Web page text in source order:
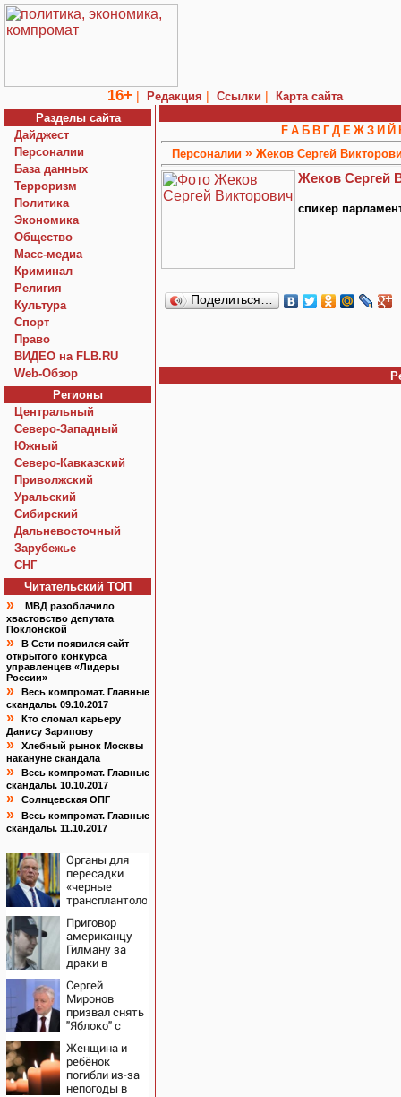
16+ | Редакция | Ссылки |
Карта сайта
Разделы сайта
Дайджест
Персоналии
База данных
Терроризм
Политика
Экономика
Общество
Macc-медиа
Криминал
Религия
Культура
Спорт
Право
ВИДЕО на FLB.RU
Web-Обзор
Регионы
Центральный
Северо-Западный
Южный
Северо-Кавказский
Приволжский
Уральский
Сибирский
Дальневосточный
Зарубежье
СНГ
Читательский TOП
»
МВД разоблачило
хвастовство депутата
Поклонской
»
В Сети появился сайт
открытого конкурса
управленцев «Лидеры
России»
»
Весь компромат. Главные
скандалы. 09.10.2017
»
Кто сломал карьеру
Данису Зарипову
»
Хлебный рынок Москвы
накануне скандала
»
Весь компромат. Главные
скандалы. 10.10.2017
» Солнцевская ОПГ
»
Весь компромат. Главные
скандалы. 11.10.2017
Органы для
пересадки
«черные
трансплантологи»
еще живых
пациентов
Приговор
американцу
Гилману за
драки в
СИЗО
потребовали
ужесточить -
Новости на
Вести.ru
Сергей
Миронов
призвал снять
"Яблоко" с
Новости на
Вести.ru
Женщина и
ребёнок
погибли из-за
непогоды в
F А Б В Г Д Е Ж З И Й
Персоналии » Жеков Сергей
Жеков Сергей
спикер
Поделиться…